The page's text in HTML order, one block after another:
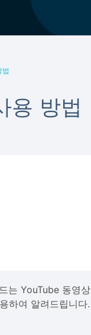
용 방법
는 YouTube 동영상
하여 알려드립니다.